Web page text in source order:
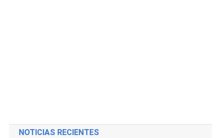
NOTICIAS RECIENTES